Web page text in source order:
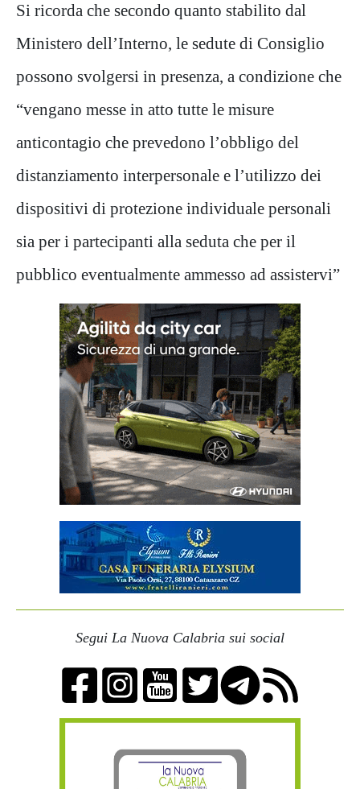
Si ricorda che secondo quanto stabilito dal
Ministero dell’Interno, le sedute di Consiglio
possono svolgersi in presenza, a condizione che
“vengano messe in atto tutte le misure
anticontagio che prevedono l’obbligo del
distanziamento interpersonale e l’utilizzo dei
dispositivi di protezione individuale personali
sia per i partecipanti alla seduta che per il
pubblico eventualmente ammesso ad assistervi”
Segui La Nuova Calabria sui social